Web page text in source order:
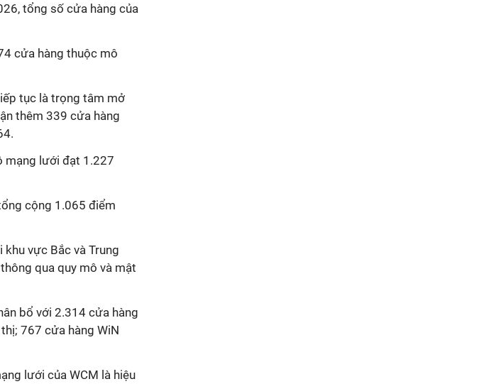
tổng số cửa hàng của
cửa hàng thuộc mô
tục là trọng tâm mở
thêm 339 cửa hàng
mạng lưới đạt 1.227
cộng 1.065 điểm
vực Bắc và Trung
qua quy mô và mật
bổ với 2.314 cửa hàng
767 cửa hàng WiN
lưới của WCM là hiệu